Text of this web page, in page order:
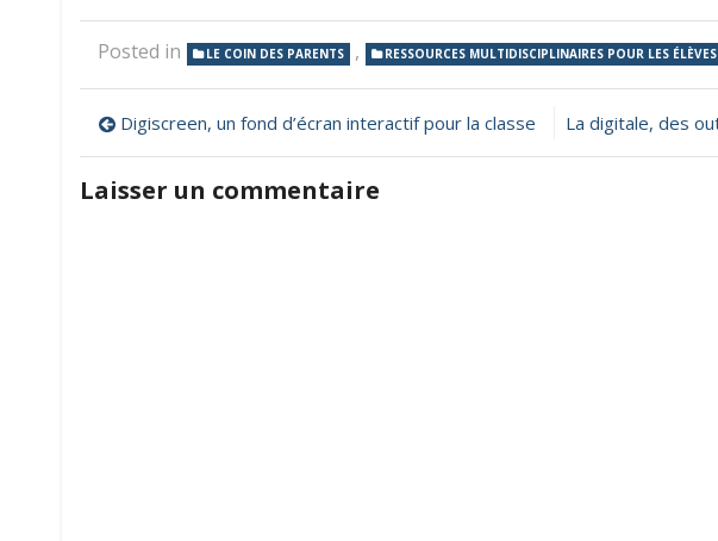
Posted in LE COIN DES PARENTS , RESSOURCES MULTIDISCIPLINAIRES POUR LES ÉLÈVES
Navigation
de
l’article
Digiscreen, un fond d’écran interactif pour la classe
Laisser un commentaire